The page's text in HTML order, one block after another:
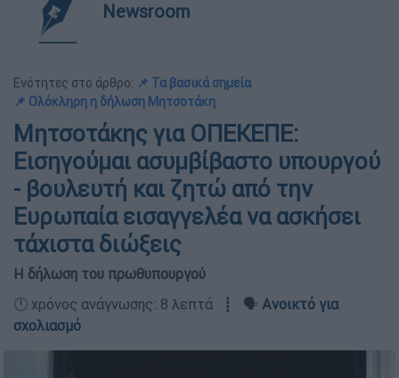
Newsroom
Ενότητες στο άρθρο: 📌 Τα βασικά σημεία
📌 Ολόκληρη η δήλωση Μητσοτάκη
Μητσοτάκης για ΟΠΕΚΕΠΕ:
Εισηγούμαι ασυμβίβαστο υπουργού
- βουλευτή και ζητώ από την
Ευρωπαία εισαγγελέα να ασκήσει
τάχιστα διώξεις
Η δήλωση του πρωθυπουργού
🕛 χρόνος ανάγνωσης: 8 λεπτά ┋ 🗣️ Ανοικτό για
σχολιασμό